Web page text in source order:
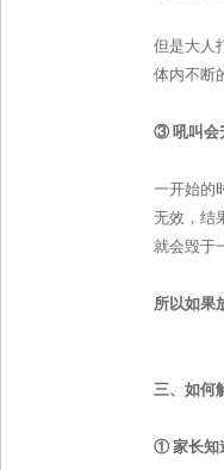
但是大人
体内不断
③ 吼叫会
一开始的
无效，结
就会毁于
所以如果
三、如何
① 家长知